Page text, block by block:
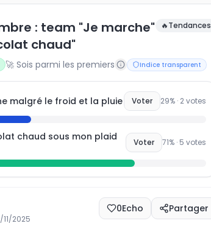
: team "Je marche"
chaud"
🔥Tendances
🚀 Sois parmi les premiers Indice transparent
malgré le froid et la pluie Voter 29% · 2votes
chaud sous mon plaid
Voter 71% · 5 votes
11/2025
0Echo Partager